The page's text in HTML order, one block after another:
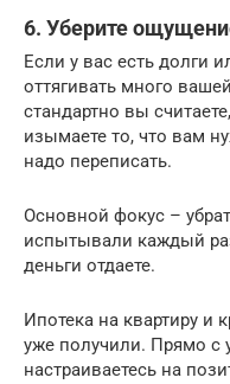
6. Уберите
Если у вас есть долги
оттягивать много
стандартно вы
изымаете то, что вам
надо переписать.
Основной фокус –
испытывали каждый
деньги отдаете.
Ипотека на квартиру и
уже получили. Прямо с
настраиваетесь на